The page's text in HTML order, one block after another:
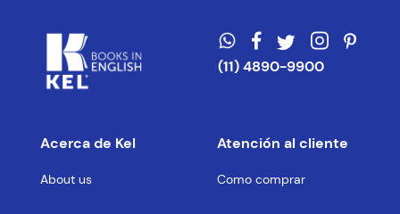
(11) 4890-9900
Acerca de Kel
About us
Atención al cliente
Como comprar